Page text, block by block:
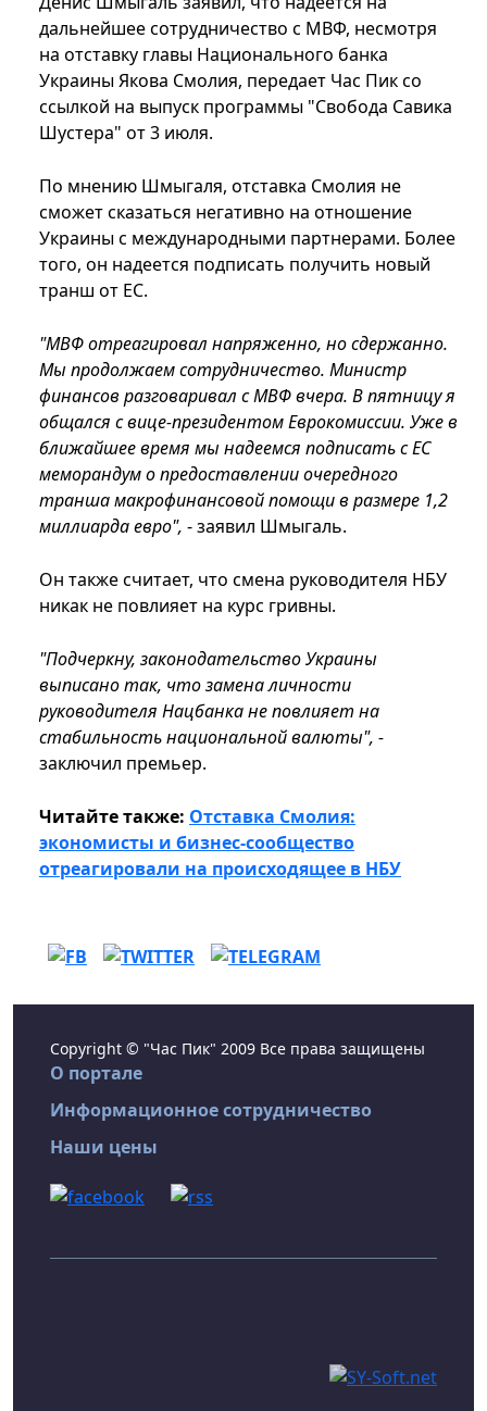
дальнейшее сотрудничество с МВФ, несмотря
на отставку главы Национального банка
Украины Якова Смолия, передает Час Пик со
ссылкой на выпуск программы "Свобода Савика
Шустера" от 3 июля.
По мнению Шмыгаля, отставка Смолия не
сможет сказаться негативно на отношение
Украины с международными партнерами. Более
того, он надеется подписать получить новый
транш от ЕС.
"МВФ отреагировал напряженно, но сдержанно.
Мы продолжаем сотрудничество. Министр
финансов разговаривал с МВФ вчера. В пятницу я
общался с вице-президентом Еврокомиссии. Уже в
ближайшее время мы надеемся подписать с ЕС
меморандум о предоставлении очередного
транша макрофинансовой помощи в размере 1,2
миллиарда евро", - заявил Шмыгаль.
Он также считает, что смена руководителя НБУ
никак не повлияет на курс гривны.
"Подчеркну, законодательство Украины
выписано так, что замена личности
руководителя Нацбанка не повлияет на
стабильность национальной валюты", -
заключил премьер.
Читайте также: Отставка Смолия:
экономисты и бизнес-сообщество
отреагировали на происходящее в НБУ
Copyright © "Час Пик" 2009 Все права защищены
О портале
Информационное сотрудничество
Наши цены